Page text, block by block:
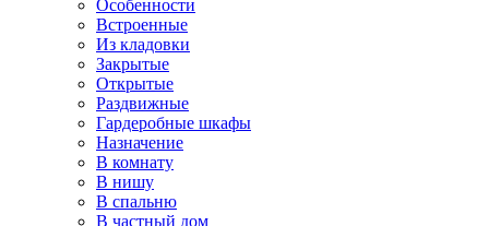
Особенности
Встроенные
Из кладовки
Закрытые
Открытые
Раздвижные
Гардеробные шкафы
Назначение
В комнату
В нишу
В спальню
В частный дом